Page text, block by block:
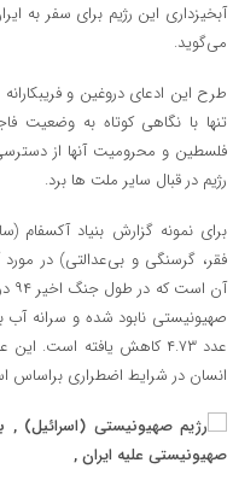
آبخیزداری این رژیم برای سفر به
می‌گوید.
طرح این ادعای دروغین و
تنها با نگاهی کوتاه به وضعیت
فلسطین و محرومیت آنها از
رژیم در قبال سایر ملت ها برد.
برای نمونه گزارش بنیاد آکسفام
فقر، گرسنگی و بی‌عدالتی) در
صهیونیستی نابود شده‌ و سرانه آب
عدد ۴.۷۳ کاهش یافته
انسان در شرایط اضطراری براساس